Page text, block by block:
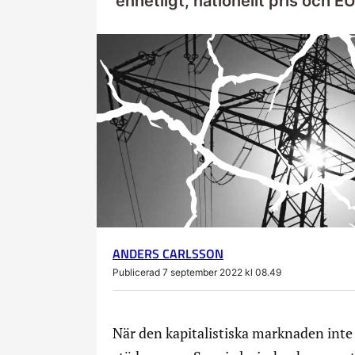
ANDERS CARLSSON
Publicerad 7 september 2022 kl 08.49
När den kapitalistiska marknaden